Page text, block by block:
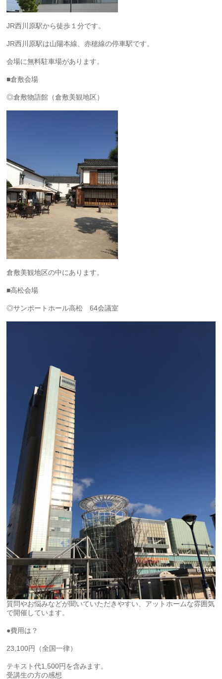
JR西川原駅から徒歩１分です。
JR西川原駅は山陽本線、赤穂線の停車駅です。
会場に無料駐車場があります。
■倉敷会場
◎倉敷物語館（倉敷美観地区）
倉敷美観地区の中にあります。
■高松会場
◎サンポートホール高松 64会議室
質問やお悩みなどが聞いていただきやすい、アットホームな雰囲気
で開催しています。
●費用は？
23,100円（全国一律）
テキスト代1,500円を含みます。
受講生の方の感想